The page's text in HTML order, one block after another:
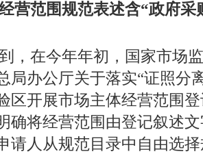
营范围规范表述含“政府采
，在今年年初，国家市场
局办公厅关于落实“证照分
区开展市场主体经营范围
确将经营范围由登记叙述
请人从规范目录中自由选